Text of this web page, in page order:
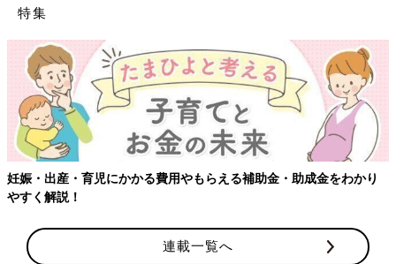
特集
補助金・助成金をわかり
【ワクチン接種できるものも】妊婦の
連載一覧へ